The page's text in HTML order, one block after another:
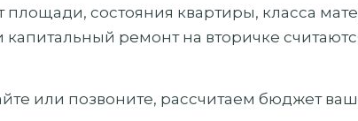
площади, состояния квартиры, класса
ремонт на вторичке
или позвоните, рассчитаем бюджет